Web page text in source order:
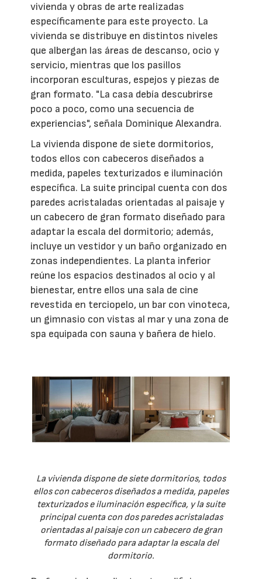
vivienda y obras de arte realizadas
específicamente para este proyecto. La
vivienda se distribuye en distintos niveles
que albergan las áreas de descanso, ocio y
servicio, mientras que los pasillos
incorporan esculturas, espejos y piezas de
gran formato. "La casa debía descubrirse
poco a poco, como una secuencia de
experiencias", señala Dominique Alexandra.
La vivienda dispone de siete dormitorios,
todos ellos con cabeceros diseñados a
medida, papeles texturizados e iluminación
específica. La suite principal cuenta con dos
paredes acristaladas orientadas al paisaje y
un cabecero de gran formato diseñado para
adaptar la escala del dormitorio; además,
incluye un vestidor y un baño organizado en
zonas independientes. La planta inferior
reúne los espacios destinados al ocio y al
bienestar, entre ellos una sala de cine
revestida en terciopelo, un bar con vinoteca,
un gimnasio con vistas al mar y una zona de
spa equipada con sauna y bañera de hielo.
La vivienda dispone de siete dormitorios, todos
ellos con cabeceros diseñados a medida, papeles
texturizados e iluminación específica, y la suite
principal cuenta con dos paredes acristaladas
orientadas al paisaje con un cabecero de gran
formato diseñado para adaptar la escala del
dormitorio.